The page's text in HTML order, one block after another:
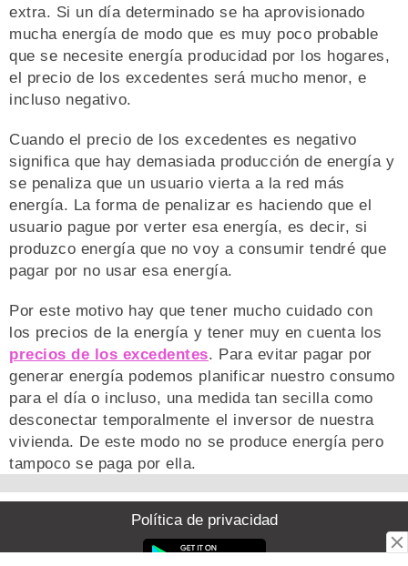
extra. Si un día determinado se ha aprovisionado
mucha energía de modo que es muy poco probable
que se necesite energía producidad por los hogares,
el precio de los excedentes será mucho menor, e
incluso negativo.
Cuando el precio de los excedentes es negativo
significa que hay demasiada producción de energía y
se penaliza que un usuario vierta a la red más
energía. La forma de penalizar es haciendo que el
usuario pague por verter esa energía, es decir, si
produzco energía que no voy a consumir tendré que
pagar por no usar esa energía.
Por este motivo hay que tener mucho cuidado con
los precios de la energía y tener muy en cuenta los
precios de los excedentes. Para evitar pagar por
generar energía podemos planificar nuestro consumo
para el día o incluso, una medida tan secilla como
desconectar temporalmente el inversor de nuestra
vivienda. De este modo no se produce energía pero
tampoco se paga por ella.
Política de privacidad